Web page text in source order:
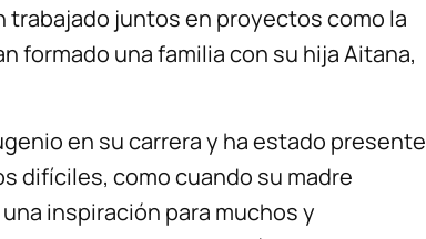
juntos en proyectos como la
formado una familia con su hija Aitana,
en su carrera y ha estado presente
difíciles, como cuando su madre
inspiración para muchos y